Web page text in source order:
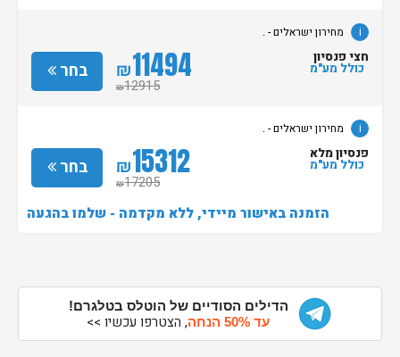
i מחירון ישראלים - .
בחר ₪11494
₪12915
חצי פנסיון
כולל מע"מ
i מחירון ישראלים - .
בחר ₪15312
₪17205
פנסיון מלא
כולל מע"מ
הזמנה באישור מיידי, ללא מקדמה - שלמו בהגעה
הדילים הסודיים של הוטלס בטלגרם!
עד 50% הנחה
, הצטרפו עכשיו >>